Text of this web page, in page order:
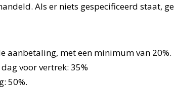
Als er niets gespecificeerd staat,
aanbetaling, met een minimum van 20%.
voor vertrek: 35%
50%.